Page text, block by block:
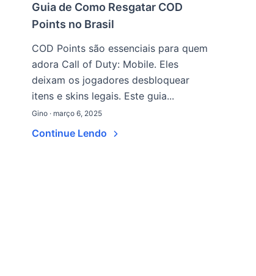
Guia de Como Resgatar COD
Points no Brasil
COD Points são essenciais para quem
adora Call of Duty: Mobile. Eles
deixam os jogadores desbloquear
itens e skins legais. Este guia...
Gino · março 6, 2025
Continue Lendo